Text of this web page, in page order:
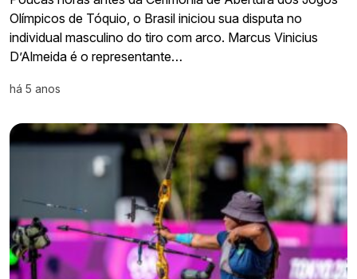
Olímpicos de Tóquio, o Brasil iniciou sua disputa no
individual masculino do tiro com arco. Marcus Vinicius
D’Almeida é o representante…
há 5 anos